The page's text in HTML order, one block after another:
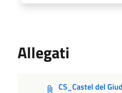
Allegati
CS_Castel del